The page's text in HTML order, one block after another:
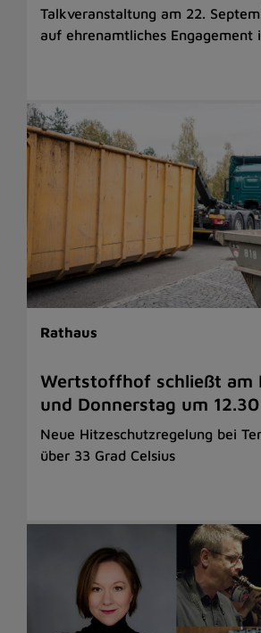
Talkveranstaltung am 22.
auf ehrenamtliches Engagement
Rathaus
Wertstoffhof schließt am
und Donnerstag um
Neue Hitzeschutzregelung bei
über 33 Grad Celsius